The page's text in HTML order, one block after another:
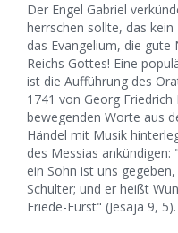
Der Engel Gabriel
herrschen sollte, das kein
das Evangelium, die
Reichs Gottes! Eine
ist die Aufführung des
1741 von Georg Friedrich
bewegenden Worte aus
Händel mit Musik
des Messias
ein Sohn ist uns
Schulter; und er heißt
Friede-Fürst" (Jesaja 9, 5).